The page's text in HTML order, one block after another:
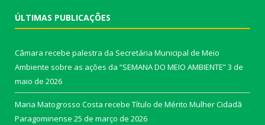
ÚLTIMAS PUBLICAÇÕES
Câmara recebe palestra da Secretária Municipal de Meio
Ambiente sobre as ações da “SEMANA DO MEIO AMBIENTE”3 de
maio de 2026
Maria Matogrosso Costa recebe Título de Mérito Mulher Cidadã
Paragominense 25 de março de 2026